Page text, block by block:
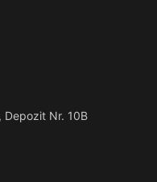
Depozit Nr. 10B